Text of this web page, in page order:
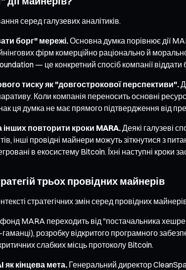
серед галузевих аналітиків.
борг" мережі.Основна думка порівнює дії
фірм комерційно раціонально й
— це конкретний спосіб компанії віддати
тиску як "довгострокової перспективи".
Коли компанія переносить основні
ця думка не має прямого підтвердження від
повторити кроки MARA.Деякі галузеві
інші провідні майнери можуть зіткнутися з
в екосистему Bitcoin. Їхні наступні кроки
трьох провідних майнерів
стратегічних змін серед провідних
MARA переходить від "постачальника
розробку відкритого програмного
слабких місць протоколу Bitcoin.
як кінцева мета. Генеральний директор